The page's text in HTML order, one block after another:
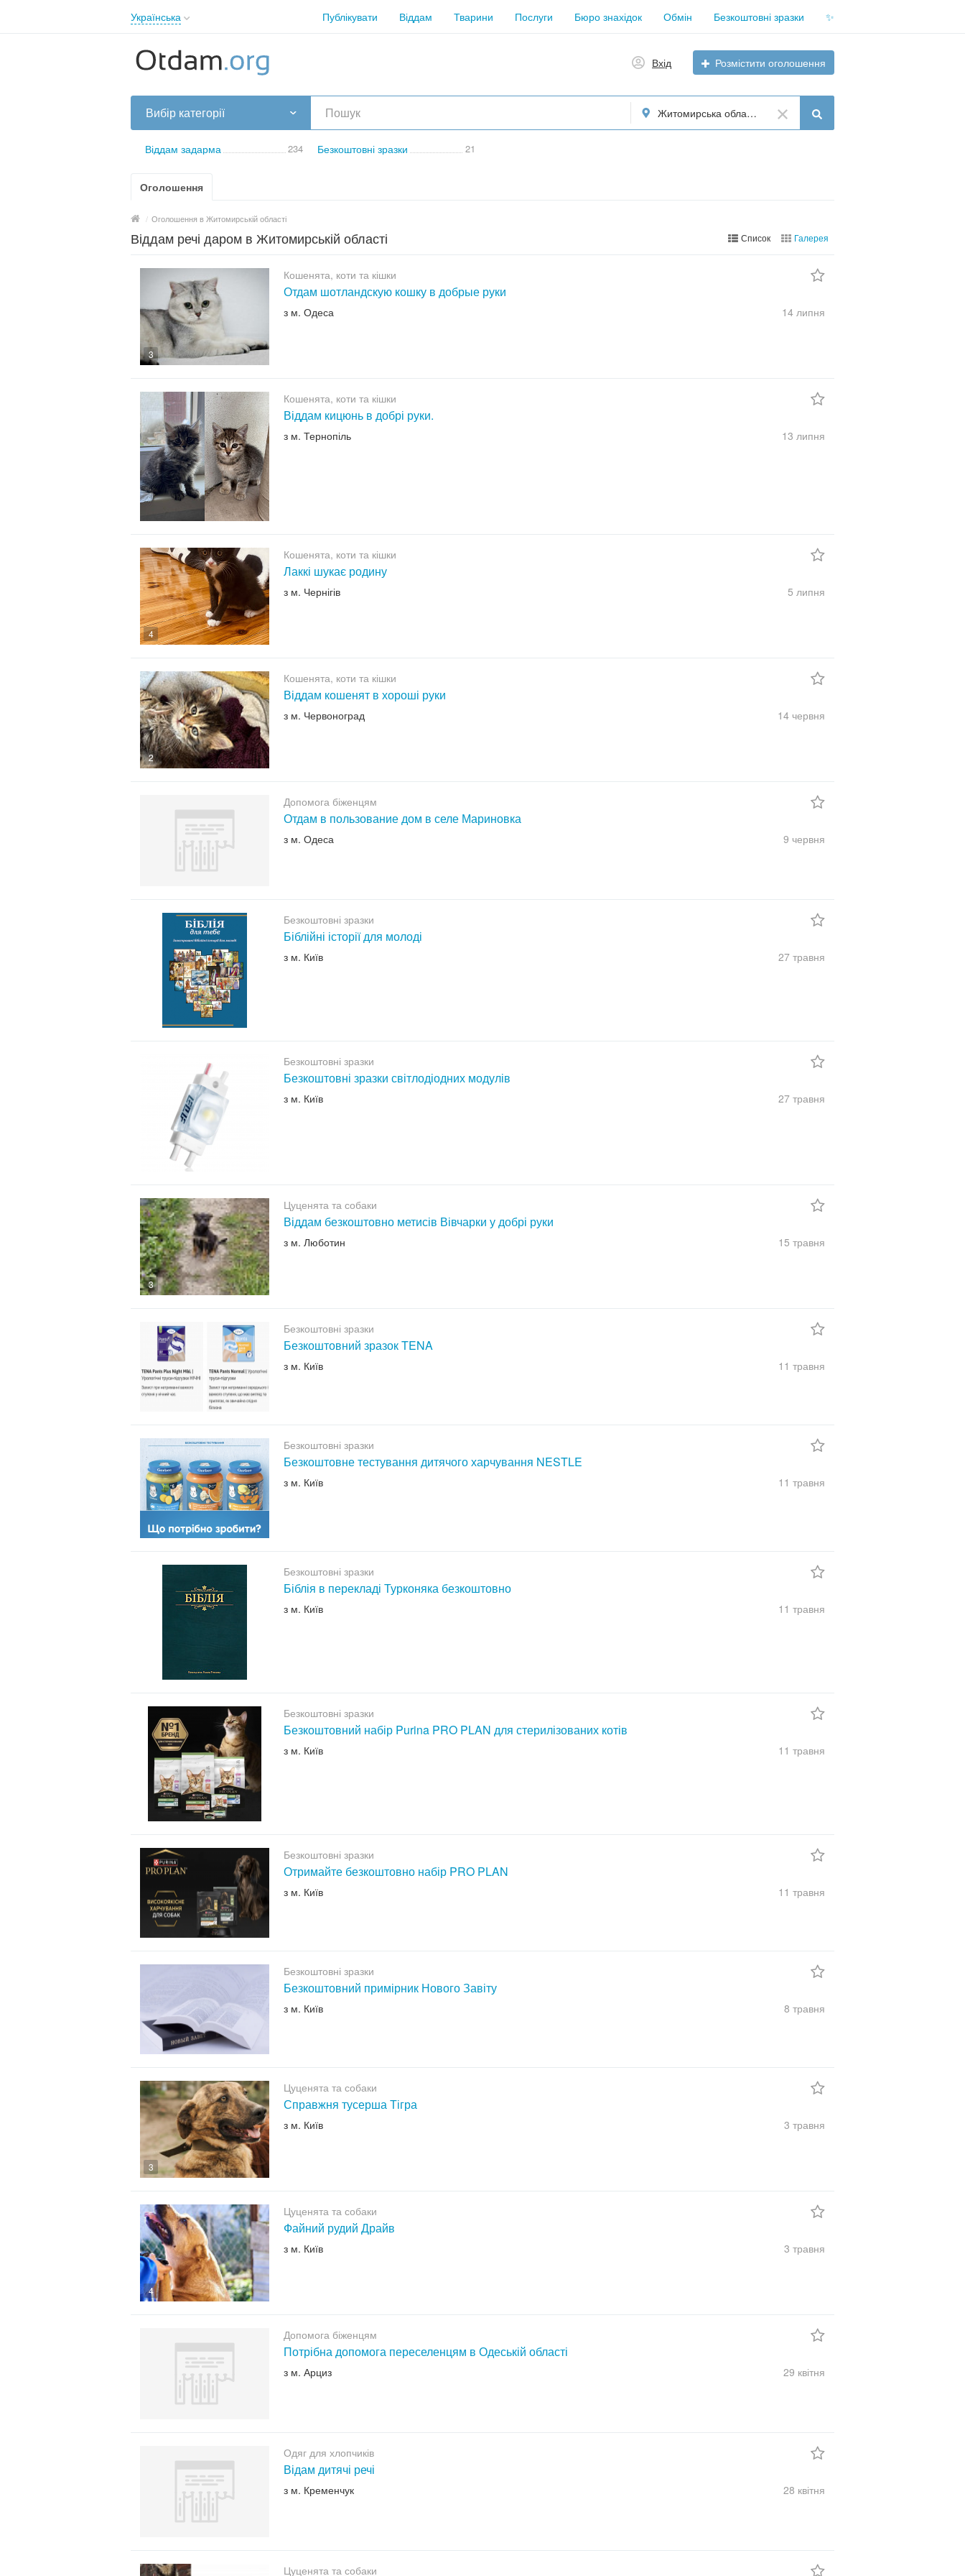
Українська
English
Русский
Українська
Публікувати Віддам Тварини Послуги Бюро знахідок Обмін Безкоштовні зразки ✨
Вхід Розмістити оголошення
Вибір категорії Житомирська область
Віддам задарма 234 Безкоштовні зразки 21
Оголошення
/ Оголошення в Житомирській області
Віддам речі даром в Житомирській області Список Галерея
3
Кошенята, коти та кішки
Отдам шотландскую кошку в добрые руки
з м. Одеса 14 липня
Кошенята, коти та кішки
Віддам кицюнь в добрі руки.
з м. Тернопіль 13 липня
4
Кошенята, коти та кішки
Лаккі шукає родину
з м. Чернігів 5 липня
2
Кошенята, коти та кішки
Віддам кошенят в хороші руки
з м. Червоноград 14 червня
Допомога біженцям
Отдам в пользование дом в селе Мариновка
з м. Одеса 9 червня
Безкоштовні зразки
Біблійні історії для молоді
з м. Київ 27 травня
Безкоштовні зразки
Безкоштовні зразки світлодіодних модулів
з м. Київ 27 травня
3
Цуценята та собаки
Віддам безкоштовно метисів Вівчарки у добрі руки
з м. Люботин 15 травня
Безкоштовні зразки
Безкоштовний зразок TENA
з м. Київ 11 травня
Безкоштовні зразки
Безкоштовне тестування дитячого харчування NESTLE
з м. Київ 11 травня
Безкоштовні зразки
Біблія в перекладі Турконяка безкоштовно
з м. Київ 11 травня
Безкоштовні зразки
Безкоштовний набір Purina PRO PLAN для стерилізованих котів
з м. Київ 11 травня
Безкоштовні зразки
Отримайте безкоштовно набір PRO PLAN
з м. Київ 11 травня
Безкоштовні зразки
Безкоштовний примірник Нового Завіту
з м. Київ 8 травня
3
Цуценята та собаки
Справжня тусерша Тігра
з м. Київ 3 травня
4
Цуценята та собаки
Файний рудий Драйв
з м. Київ 3 травня
Допомога біженцям
Потрібна допомога переселенцям в Одеській області
з м. Арциз 29 квітня
Одяг для хлопчиків
Відам дитячі речі
з м. Кременчук 28 квітня
Цуценята та собаки